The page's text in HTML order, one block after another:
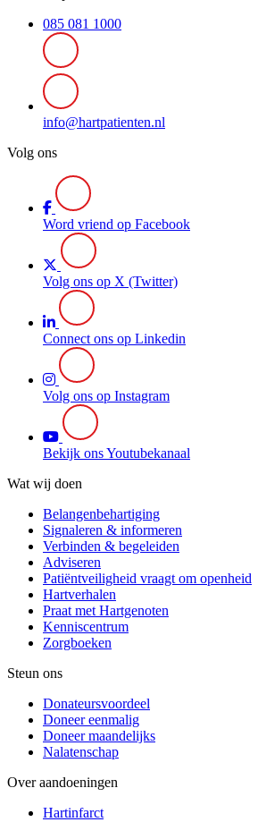
085 081 1000
info@hartpatienten.nl
Volg ons
Word vriend op Facebook
Volg ons op X (Twitter)
Connect ons op Linkedin
Volg ons op Instagram
Bekijk ons Youtubekanaal
Wat wij doen
Belangenbehartiging
Signaleren & informeren
Verbinden & begeleiden
Adviseren
Patiëntveiligheid vraagt om openheid
Hartverhalen
Praat met Hartgenoten
Kenniscentrum
Zorgboeken
Steun ons
Donateursvoordeel
Doneer eenmalig
Doneer maandelijks
Nalatenschap
Over aandoeningen
Hartinfarct